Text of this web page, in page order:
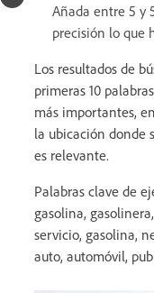
Añada entre 5 y
precisión lo que
Los resultados de
primeras 10
más importantes,
la ubicación donde
es relevante.
Palabras clave de
gasolina,
servicio, gasolina,
auto, automóvil,